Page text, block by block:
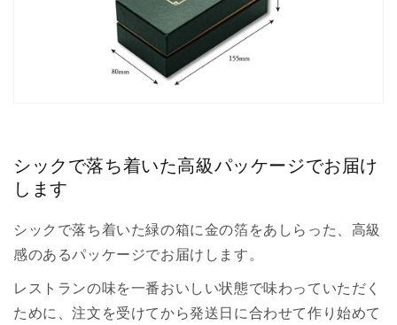
シックで落ち着いた高級パッケージでお届け
します
シックで落ち着いた緑の箱に金の箔をあしらった、高級
感のあるパッケージでお届けします。
レストランの味を一番おいしい状態で味わっていただく
ために、注文を受けてから発送日に合わせて作り始めて